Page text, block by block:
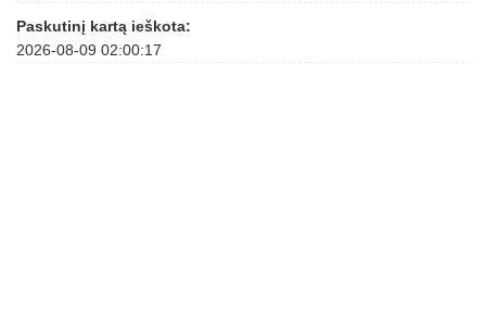
Paskutinį kartą ieškota:
2026-08-09 02:00:17